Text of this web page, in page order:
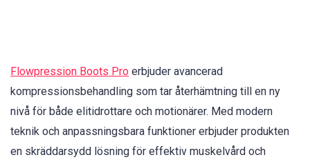
Flowpression Boots Pro erbjuder avancerad
kompressionsbehandling som tar återhämtning till en ny
nivå för både elitidrottare och motionärer. Med modern
teknik och anpassningsbara funktioner erbjuder produkten
en skräddarsydd lösning för effektiv muskelvård och